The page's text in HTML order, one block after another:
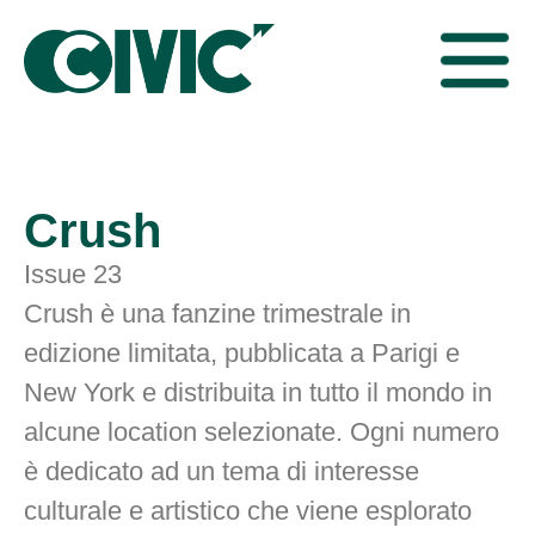
Crush
Issue 23
Crush è una fanzine trimestrale in
edizione limitata, pubblicata a Parigi e
New York e distribuita in tutto il mondo in
alcune location selezionate. Ogni numero
è dedicato ad un tema di interesse
culturale e artistico che viene esplorato